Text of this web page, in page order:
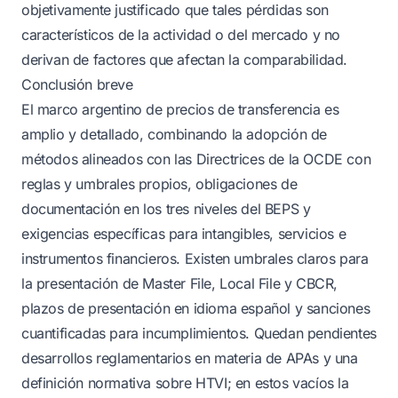
objetivamente justificado que tales pérdidas son
característicos de la actividad o del mercado y no
derivan de factores que afectan la comparabilidad.
Conclusión breve
El marco argentino de precios de transferencia es
amplio y detallado, combinando la adopción de
métodos alineados con las Directrices de la OCDE con
reglas y umbrales propios, obligaciones de
documentación en los tres niveles del BEPS y
exigencias específicas para intangibles, servicios e
instrumentos financieros. Existen umbrales claros para
la presentación de Master File, Local File y CBCR,
plazos de presentación en idioma español y sanciones
cuantificadas para incumplimientos. Quedan pendientes
desarrollos reglamentarios en materia de APAs y una
definición normativa sobre HTVI; en estos vacíos la